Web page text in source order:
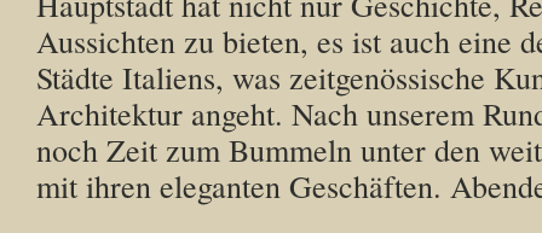
Aussichten zu bieten, es ist auch eine
Städte Italiens, was zeitgenössische
Architektur angeht. Nach unserem
noch Zeit zum Bummeln unter den
mit ihren eleganten Geschäften.